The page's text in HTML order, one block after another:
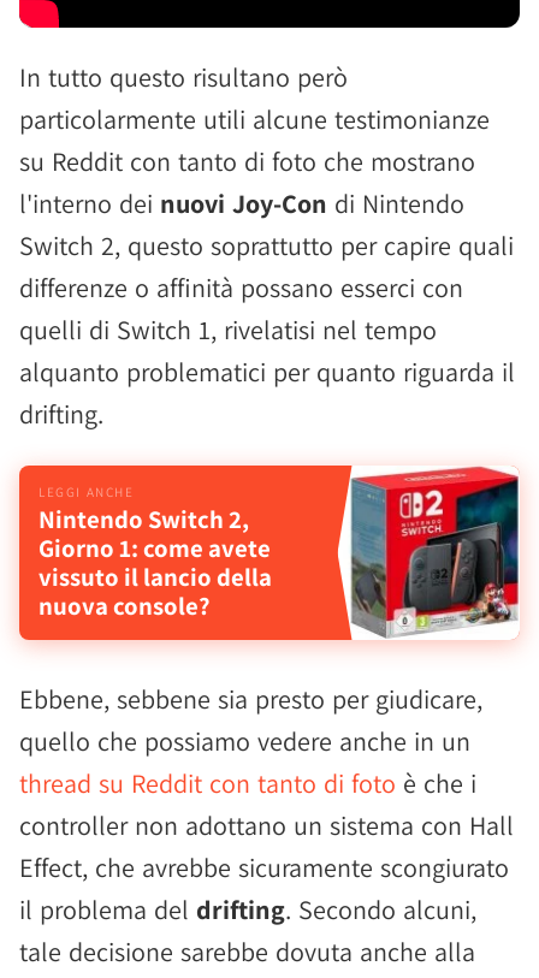
In tutto questo risultano però
particolarmente utili alcune testimonianze
su Reddit con tanto di foto che mostrano
l'interno dei nuovi Joy-Con di Nintendo
Switch 2, questo soprattutto per capire quali
differenze o affinità possano esserci con
quelli di Switch 1, rivelatisi nel tempo
alquanto problematici per quanto riguarda il
drifting.
Nintendo Switch 2,
Giorno 1: come avete
vissuto il lancio della
nuova console?
Ebbene, sebbene sia presto per giudicare,
quello che possiamo vedere anche in un
thread su Reddit con tanto di foto è che i
controller non adottano un sistema con Hall
Effect, che avrebbe sicuramente scongiurato
il problema del drifting. Secondo alcuni,
tale decisione sarebbe dovuta anche alla